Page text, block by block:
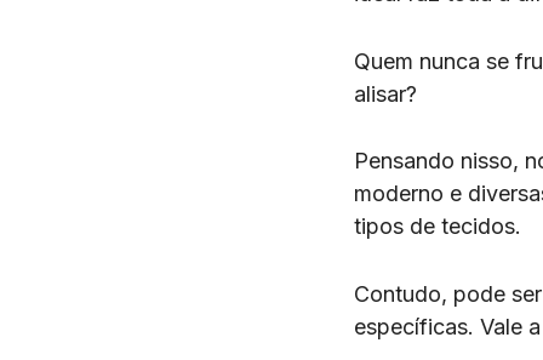
Quem nunca se
alisar?
Pensando nisso,
moderno e
tipos de tecidos.
Contudo, pode
específicas. Vale